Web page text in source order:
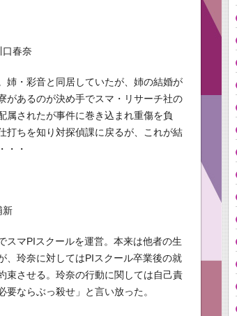
春奈
姉・彩音と同居していたが、姉の結婚が
があるのが決め手でスマ・リサーチ社の
属されたが事件に巻き込まれ重傷を負
打ちを知り対探偵課に戻るが、これが結
・・
新
スマPIスクールを運営。本来は他者の生
、玲奈に対してはPIスクール卒業後の就
束させる。玲奈の行動に関しては自己責
ならぶっ殺せ」と言い放った。